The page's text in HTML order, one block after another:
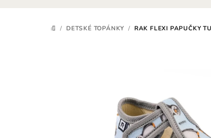
DOMOV
/ DETSKÉ TOPÁNKY / RAK FLEXI PAPUČKY